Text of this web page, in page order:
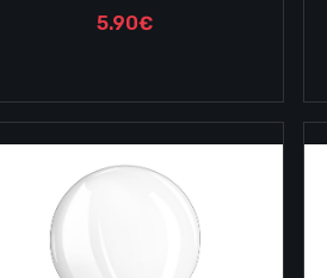
5.90€